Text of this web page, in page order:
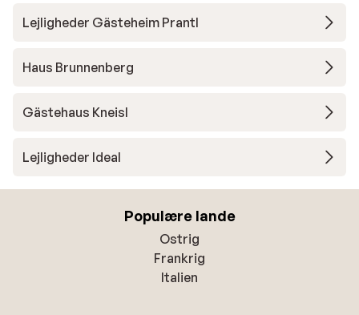
Lejligheder Gästeheim Prantl
Haus Brunnenberg
Gästehaus Kneisl
Lejligheder Ideal
Populære lande
Ostrig
Frankrig
Italien